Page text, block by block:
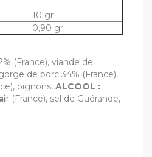
10 gr
0,90 gr
(France), viande de
de porc 34% (France),
oignons,ALCOOL :
r (France), sel de Guérande,